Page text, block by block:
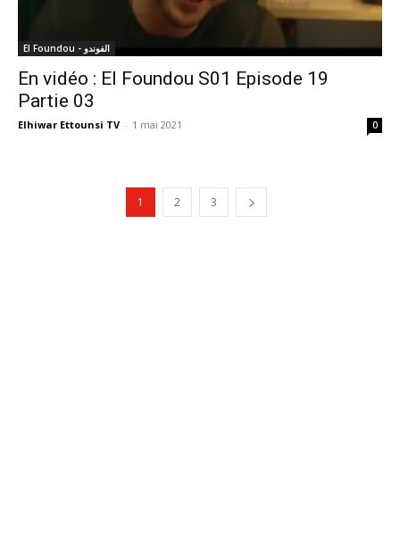
El Foundou - الفوندو
En vidéo : El Foundou S01 Episode 19
Partie 03
Elhiwar Ettounsi TV - 1 mai 2021 0
1 2 3